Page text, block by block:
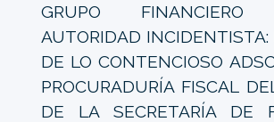
GRUPO FINANCIERO
AUTORIDAD INCIDENTISTA:
DE LO CONTENCIOSO
PROCURADURÍA FISCAL
DE LA SECRETARÍA DE